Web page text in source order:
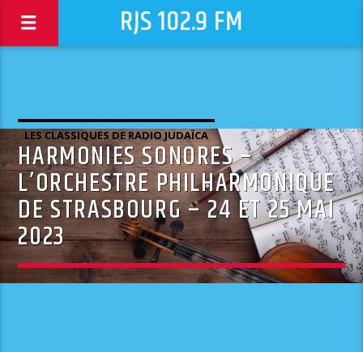
RJS 102.9 FM
LES CLASSIQUES DE RADIO JUDAÏCA
HARMONIES SONORES –
L’ORCHESTRE PHILHARMONIQUE
DE STRASBOURG – 24 ET 25 MAI
2023